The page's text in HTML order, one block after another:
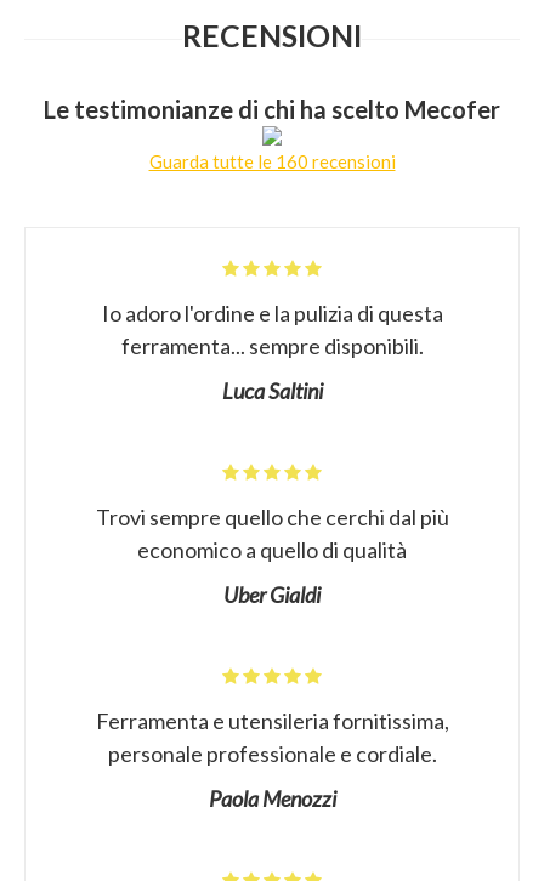
RECENSIONI
Le testimonianze di chi ha scelto Mecofer
Guarda tutte le 160 recensioni
Io adoro l'ordine e la pulizia di questa
ferramenta... sempre disponibili.
Luca Saltini
Trovi sempre quello che cerchi dal più
economico a quello di qualità
Uber Gialdi
Ferramenta e utensileria fornitissima,
personale professionale e cordiale.
Paola Menozzi